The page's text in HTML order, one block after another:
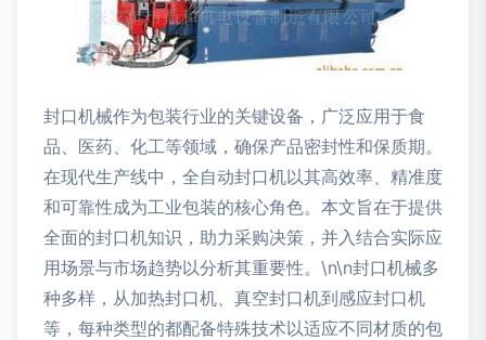
封口机械作为包装行业的关键设备，广泛应用于食
品、医药、化工等领域，确保产品密封性和保质期。
在现代生产线中，全自动封口机以其高效率、精准度
和可靠性成为工业包装的核心角色。本文旨在于提供
全面的封口机知识，助力采购决策，并入结合实际应
用场景与市场趋势以分析其重要性。\n\n封口机械多
种多样，从加热封口机、真空封口机到感应封口机
等，每种类型的都配备特殊技术以适应不同材质的包